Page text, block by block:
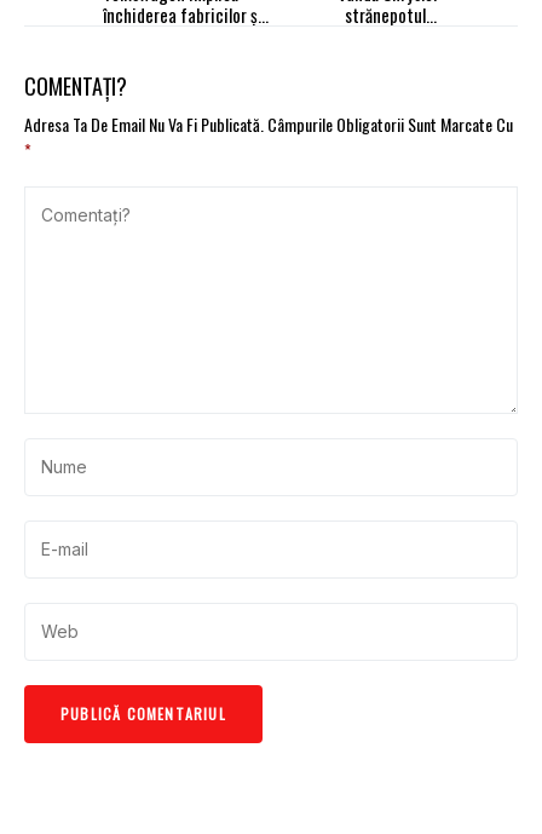
închiderea fabricilor și
strănepotului
COMENTAȚI?
Adresa Ta De Email Nu Va Fi Publicată.Câmpurile Obligatorii Sunt Marcate Cu
*